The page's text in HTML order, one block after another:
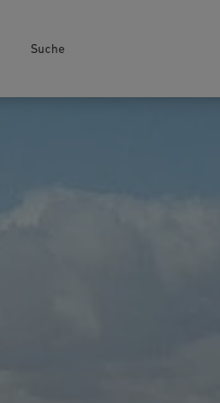
Suche